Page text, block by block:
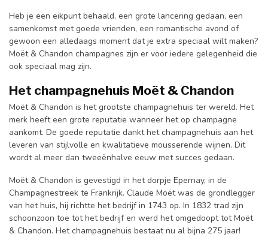
Heb je een eikpunt behaald, een grote lancering gedaan, een
samenkomst met goede vrienden, een romantische avond of
gewoon een alledaags moment dat je extra speciaal wilt maken?
Moët & Chandon champagnes zijn er voor iedere gelegenheid die
ook speciaal mag zijn.
Het champagnehuis Moët & Chandon
Moët & Chandon is het grootste champagnehuis ter wereld. Het
merk heeft een grote reputatie wanneer het op champagne
aankomt. De goede reputatie dankt het champagnehuis aan het
leveren van stijlvolle en kwalitatieve mousserende wijnen. Dit
wordt al meer dan tweeënhalve eeuw met succes gedaan.
Moët & Chandon is gevestigd in het dorpje Epernay, in de
Champagnestreek te Frankrijk. Claude Moët was de grondlegger
van het huis, hij richtte het bedrijf in 1743 op. In 1832 trad zijn
schoonzoon toe tot het bedrijf en werd het omgedoopt tot Moët
& Chandon. Het champagnehuis bestaat nu al bijna 275 jaar!